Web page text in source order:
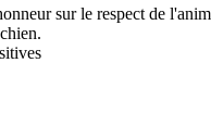
sur le respect de